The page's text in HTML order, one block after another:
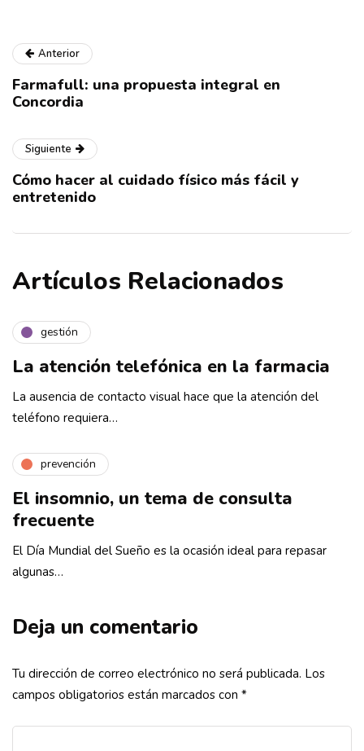
Anterior
Farmafull: una propuesta integral en
Concordia
Siguiente
Cómo hacer al cuidado físico más fácil y
entretenido
Artículos Relacionados
gestión
La atención telefónica en la farmacia
La ausencia de contacto visual hace que la atención del
teléfono requiera…
prevención
El insomnio, un tema de consulta
frecuente
El Día Mundial del Sueño es la ocasión ideal para repasar
algunas…
Deja un comentario
Tu dirección de correo electrónico no será publicada. Los
campos obligatorios están marcados con *